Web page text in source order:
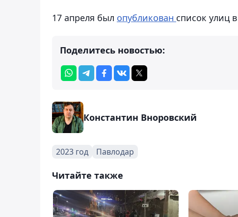
17 апреля был опубликован список улиц
Поделитесь новостью:
Константин Вноровский
2023 год Павлодар
Читайте также